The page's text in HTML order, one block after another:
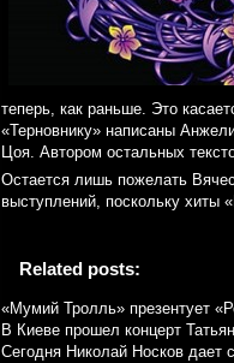
теперь, как раньше. Это
«Терновнику» написаны
Цоя. Автором остальных
Остается лишь пожелать
выступлений, поскольку хиты
Related posts:
«Мумий Тролль» презентует
В Киеве прошел концерт
Сегодня Николай Носков дает